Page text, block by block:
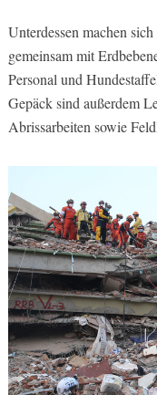
Unterdessen machen
gemeinsam mit
Personal und
Gepäck sind außerdem
Abrissarbeiten sowie